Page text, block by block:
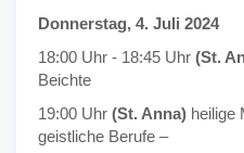
Donnerstag, 4. Juli 2024
18:00 Uhr - 18:45 Uhr (St.
Beichte
19:00 Uhr (St. Anna) heilige
geistliche Berufe –